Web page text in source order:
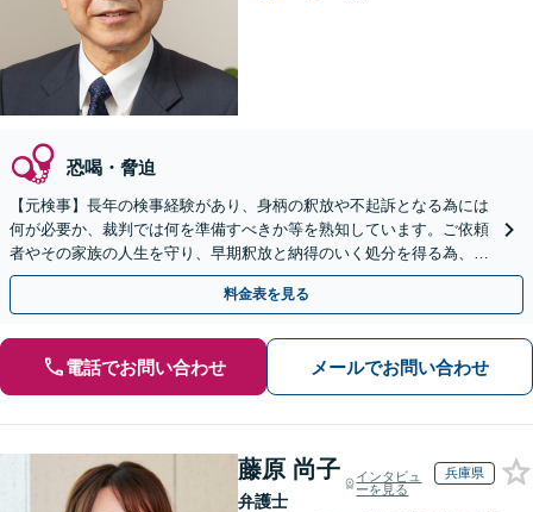
恐喝・脅迫
【元検事】長年の検事経験があり、身柄の釈放や不起訴となる為には
何が必要か、裁判では何を準備すべきか等を熟知しています。ご依頼
者やその家族の人生を守り、早期釈放と納得のいく処分を得る為、こ
れまでの経験と知見を最大限に生かし、真摯に弁護します。
料金表を見る
電話でお問い合わせ メールでお問い合わせ
藤原 尚子
弁護士
インタビュ
ーを見る
兵庫県